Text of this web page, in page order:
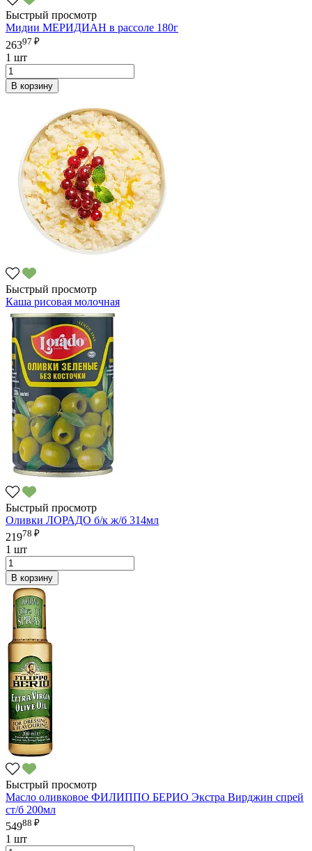
Быстрый просмотр
Мидии МЕРИДИАН в рассоле 180г
26397 ₽
1 шт
В корзину
Быстрый просмотр
Каша рисовая молочная
Быстрый просмотр
Оливки ЛОРАДО б/к ж/б 314мл
21978 ₽
1 шт
В корзину
Быстрый просмотр
Масло оливковое ФИЛИППО БЕРИО Экстра Вирджин спрей
ст/б 200мл
54988 ₽
1 шт